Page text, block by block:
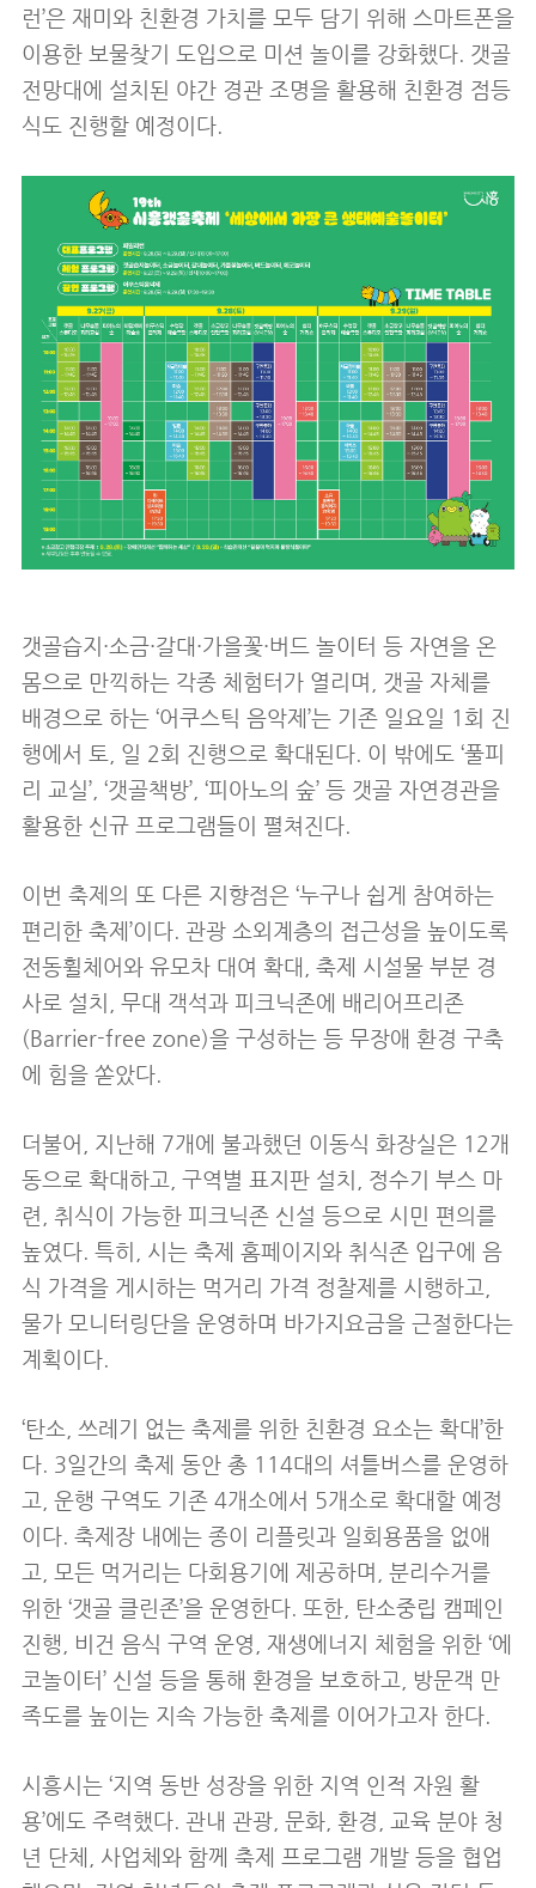
런’은 재미와 친환경 가치를 모두 담기 위해 스마트폰을
이용한 보물찾기 도입으로 미션 놀이를 강화했다. 갯골
전망대에 설치된 야간 경관 조명을 활용해 친환경 점등
식도 진행할 예정이다.
갯골습지·소금·갈대·가을꽃·버드 놀이터 등 자연을 온
몸으로 만끽하는 각종 체험터가 열리며, 갯골 자체를
배경으로 하는 ‘어쿠스틱 음악제’는 기존 일요일 1회 진
행에서 토, 일 2회 진행으로 확대된다. 이 밖에도 ‘풀피
리 교실’, ‘갯골책방’, ‘피아노의 숲’ 등 갯골 자연경관을
활용한 신규 프로그램들이 펼쳐진다.
이번 축제의 또 다른 지향점은 ‘누구나 쉽게 참여하는
편리한 축제’이다. 관광 소외계층의 접근성을 높이도록
전동휠체어와 유모차 대여 확대, 축제 시설물 부분 경
사로 설치, 무대 객석과 피크닉존에 배리어프리존
(Barrier-free zone)을 구성하는 등 무장애 환경 구축
에 힘을 쏟았다.
더불어, 지난해 7개에 불과했던 이동식 화장실은 12개
동으로 확대하고, 구역별 표지판 설치, 정수기 부스 마
련, 취식이 가능한 피크닉존 신설 등으로 시민 편의를
높였다. 특히, 시는 축제 홈페이지와 취식존 입구에 음
식 가격을 게시하는 먹거리 가격 정찰제를 시행하고,
물가 모니터링단을 운영하며 바가지요금을 근절한다는
계획이다.
‘탄소, 쓰레기 없는 축제를 위한 친환경 요소는 확대’한
다. 3일간의 축제 동안 총 114대의 셔틀버스를 운영하
고, 운행 구역도 기존 4개소에서 5개소로 확대할 예정
이다. 축제장 내에는 종이 리플릿과 일회용품을 없애
고, 모든 먹거리는 다회용기에 제공하며, 분리수거를
위한 ‘갯골 클린존’을 운영한다. 또한, 탄소중립 캠페인
진행, 비건 음식 구역 운영, 재생에너지 체험을 위한 ‘에
코놀이터’ 신설 등을 통해 환경을 보호하고, 방문객 만
족도를 높이는 지속 가능한 축제를 이어가고자 한다.
시흥시는 ‘지역 동반 성장을 위한 지역 인적 자원 활
용’에도 주력했다. 관내 관광, 문화, 환경, 교육 분야 청
년 단체, 사업체와 함께 축제 프로그램 개발 등을 협업